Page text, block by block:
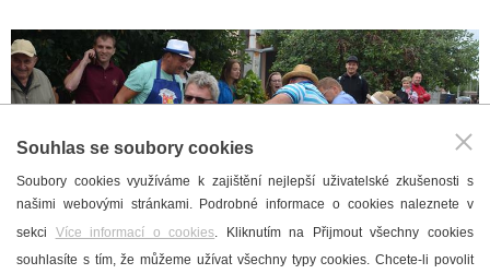
Souhlas se soubory cookies
Soubory cookies využíváme k zajištění nejlepší uživatelské zkušenosti s
našimi webovými stránkami. Podrobné informace o cookies naleznete v
sekci Více informací o cookies. Kliknutím na Přijmout všechny cookies
souhlasíte s tím, že můžeme užívat všechny typy cookies. Chcete-li povolit